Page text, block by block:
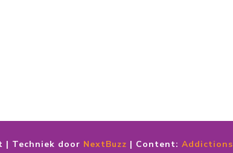
| Techniek door NextBuzz | Content: Addictions